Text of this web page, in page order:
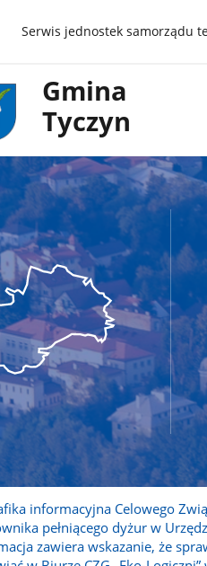
gov.plSerwis jednostek samorządu
Gmina
Tyczyn